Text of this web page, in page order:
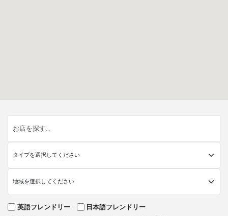
英語フレンドリー
日本語フレンドリー